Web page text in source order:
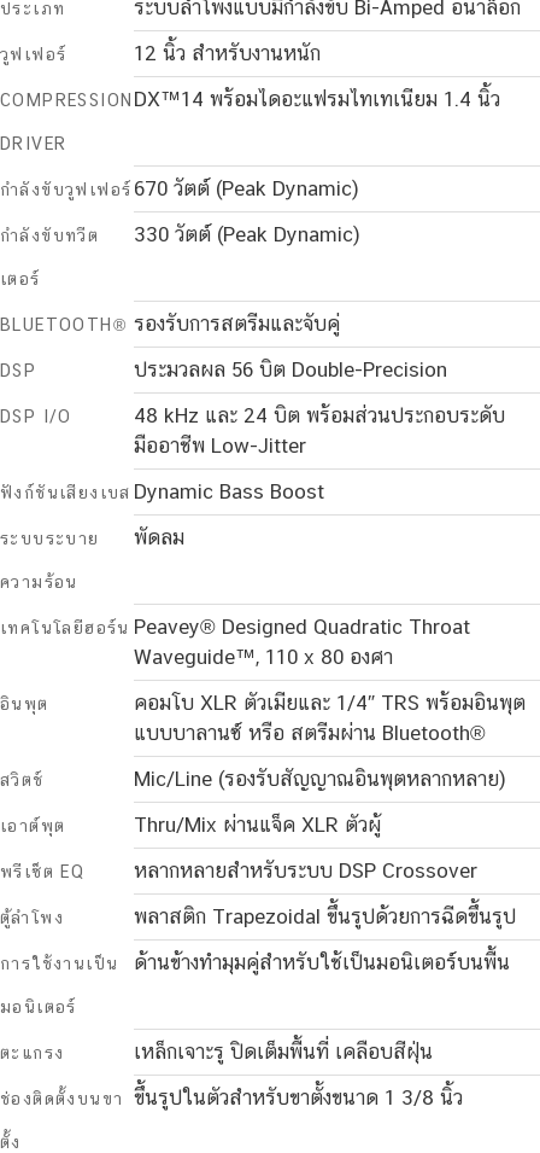
ประเภท ระบบลำโพงแบบมีกำลังขับ Bi-Amped อนาล็อก
วูฟเฟอร์ 12 นิ้ว สำหรับงานหนัก
COMPRESSION
DRIVER
DX™14 พร้อมไดอะแฟรมไทเทเนียม 1.4 นิ้ว
กำลังขับวูฟเฟอร์ 670 วัตต์ (Peak Dynamic)
กำลังขับทวีต
เตอร์
330 วัตต์ (Peak Dynamic)
BLUETOOTH® รองรับการสตรีมและจับคู่
DSP ประมวลผล 56 บิต Double-Precision
DSP I/O
48 kHz และ 24 บิต พร้อมส่วนประกอบระดับ
มืออาชีพ Low-Jitter
ฟังก์ชันเสียงเบส Dynamic Bass Boost
ระบบระบาย
ความร้อน
พัดลม
เทคโนโลยีฮอร์น Peavey® Designed Quadratic Throat
Waveguide™, 110 x 80 องศา
อินพุต
คอมโบ XLR ตัวเมียและ 1/4″ TRS พร้อมอินพุต
แบบบาลานซ์ หรือ สตรีมผ่าน Bluetooth®
สวิตช์ Mic/Line (รองรับสัญญาณอินพุตหลากหลาย)
เอาต์พุต Thru/Mix ผ่านแจ็ค XLR ตัวผู้
พรีเซ็ต EQ หลากหลายสำหรับระบบ DSP Crossover
ตู้ลำโพง พลาสติก Trapezoidal ขึ้นรูปด้วยการฉีดขึ้นรูป
การใช้งานเป็น
มอนิเตอร์
ด้านข้างทำมุมคู่สำหรับใช้เป็นมอนิเตอร์บนพื้น
ตะแกรง เหล็กเจาะรู ปิดเต็มพื้นที่ เคลือบสีฝุ่น
ช่องติดตั้งบนขา
ตั้ง
ขึ้นรูปในตัวสำหรับขาตั้งขนาด 1 3/8 นิ้ว